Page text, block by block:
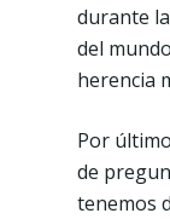
durante
del
herencia
Por
de
tenemos